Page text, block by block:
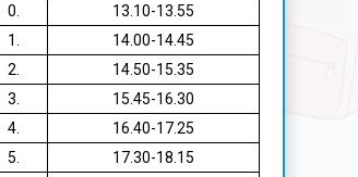
0.
13.10-13.55
1.
14.00-14.45
2.
14.50-15.35
3.
15.45-16.30
4.
16.40-17.25
5.
17.30-18.15